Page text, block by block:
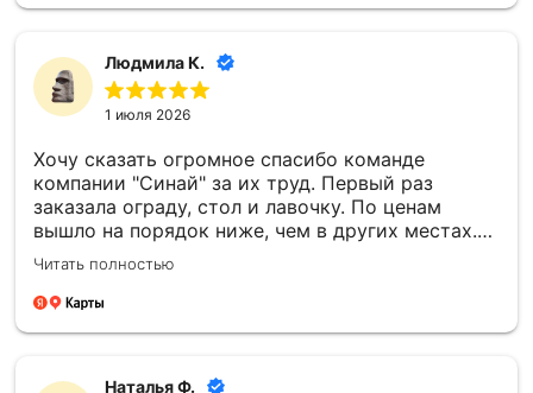
Людмила К.
1 июля 2026
Хочу сказать огромное спасибо команде
компании "Синай" за их труд. Первый раз
заказала ограду, стол и лавочку. По ценам
вышло на порядок ниже, чем в других местах.
Все установили в срок, прислали фотоотчёт.
Второй раз заказали памятник. Информировали
о каждом этапе изготовления, согласовывали
раньше срока, на всех этапах установки также
Читать полностью
Наталья Ф.